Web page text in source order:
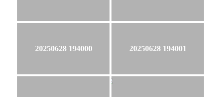
20250628 194000 20250628 194001